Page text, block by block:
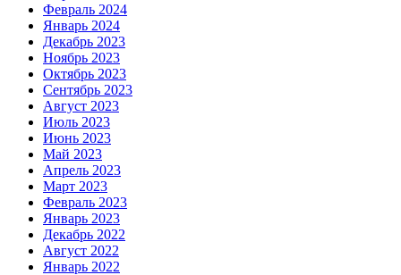
Февраль 2024
Январь 2024
Декабрь 2023
Ноябрь 2023
Октябрь 2023
Сентябрь 2023
Август 2023
Июль 2023
Июнь 2023
Май 2023
Апрель 2023
Март 2023
Февраль 2023
Январь 2023
Декабрь 2022
Август 2022
Январь 2022